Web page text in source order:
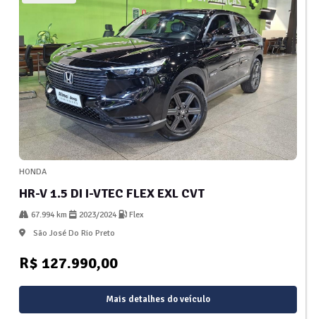
HONDA
HR-V 1.5 DI I-VTEC FLEX EXL CVT
67.994 km 2023/2024
Flex
São José Do Rio Preto
R$ 127.990,00
Mais detalhes do veículo